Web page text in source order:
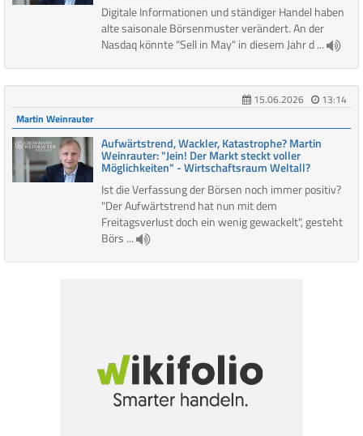
Digitale Informationen und ständiger Handel haben
alte saisonale Börsenmuster verändert. An der
Nasdaq könnte "Sell in May" in diesem Jahr d ...
15.06.2026
13:14
Martin Weinrauter
Aufwärtstrend, Wackler, Katastrophe? Martin
Weinrauter: "Jein! Der Markt steckt voller
Möglichkeiten" - Wirtschaftsraum Weltall?
Ist die Verfassung der Börsen noch immer positiv?
"Der Aufwärtstrend hat nun mit dem
Freitagsverlust doch ein wenig gewackelt", gesteht
Börs ...